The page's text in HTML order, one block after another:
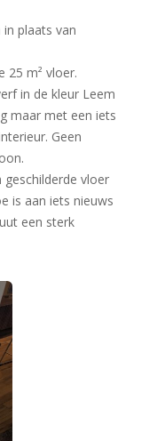
in plaats van
25 m² vloer.
in de kleur Leem
maar met een iets
Geen
geschilderde vloer
is aan iets nieuws
een sterk